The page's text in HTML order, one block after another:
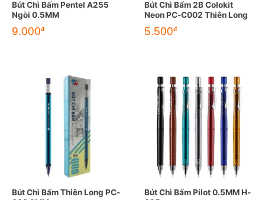
Bút Chì Bấm Pentel A255
Ngòi 0.5MM
9.000đ
Bút Chì Bấm 2B Colokit
Neon PC-C002 Thiên Long
5.500đ
Bút Chì Bấm Thiên Long PC-
Bút Chì Bấm Pilot 0.5MM H-